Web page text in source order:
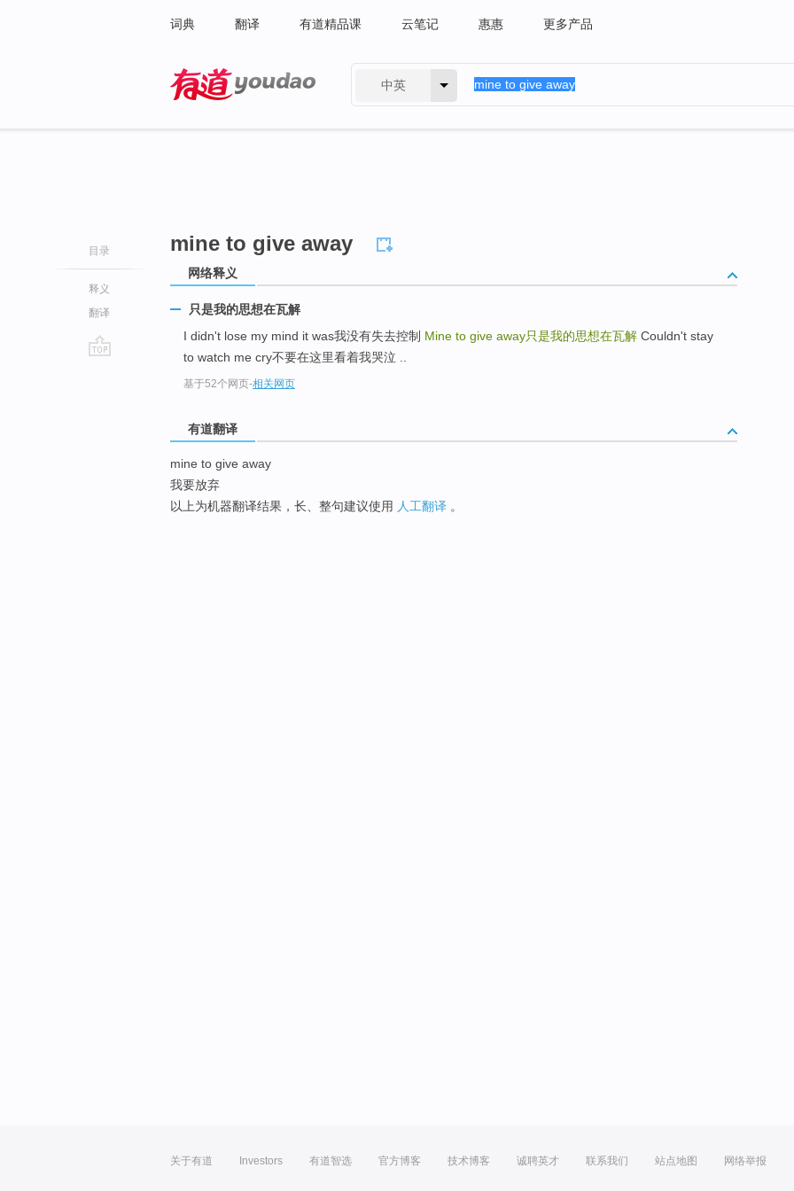
词典 翻译 有道精品课 云笔记 惠惠 更多产品
中英
目录
释义
翻译
mine to give away
网络释义
只是我的思想在瓦解
I didn't lose my mind it was我没有失去控制 Mine to give away只是我的思想在瓦解 Couldn't stay
to watch me cry不要在这里看着我哭泣 ..
基于52个网页-相关网页
有道翻译
mine to give away
我要放弃
以上为机器翻译结果，长、整句建议使用 人工翻译 。
关于有道 Investors 有道智选 官方博客 技术博客 诚聘英才 联系我们 站点地图 网络举报